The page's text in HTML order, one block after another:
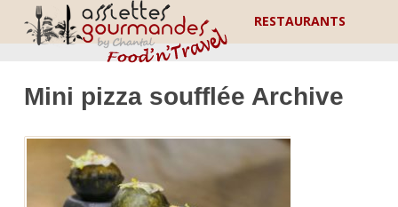
RESTAURANTS
Mini pizza soufflée Archive